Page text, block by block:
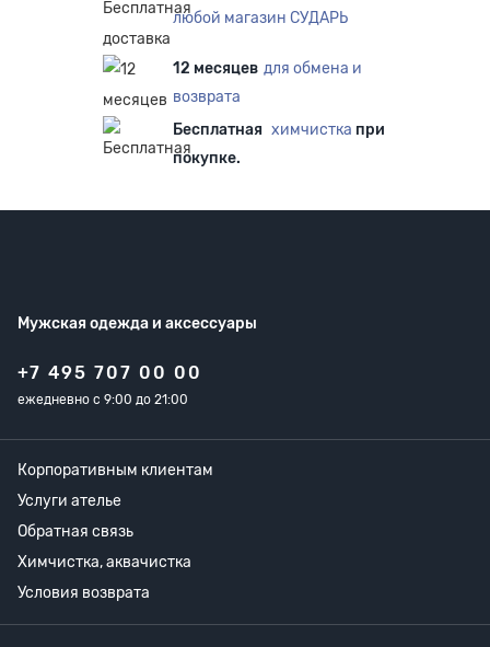
любой магазин СУДАРЬ
12 месяцев для обмена и
возврата
Бесплатная химчистка при
покупке.
Мужская одежда и аксессуары
+7 495 707 00 00
ежедневно с 9:00 до 21:00
Корпоративным клиентам
Услуги ателье
Обратная связь
Химчистка, аквачистка
Условия возврата